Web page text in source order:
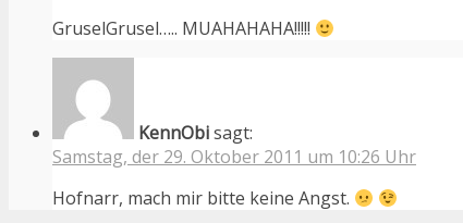
GruselGrusel….. MUAHAHAHA!!!!!
KennObisagt:
Samstag, der 29. Oktober 2011 um 10:26 Uhr
Hofnarr, mach mir bitte keine Angst.